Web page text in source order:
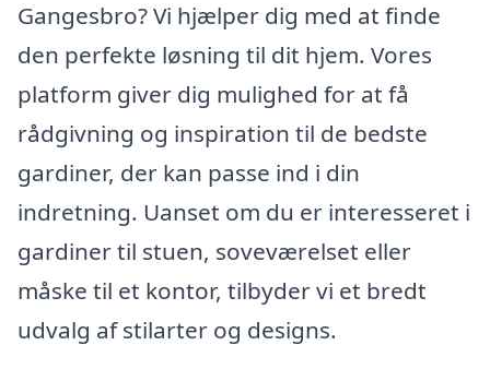
Gangesbro? Vi hjælper dig med at finde
den perfekte løsning til dit hjem. Vores
platform giver dig mulighed for at få
rådgivning og inspiration til de bedste
gardiner, der kan passe ind i din
indretning. Uanset om du er interesseret i
gardiner til stuen, soveværelset eller
måske til et kontor, tilbyder vi et bredt
udvalg af stilarter og designs.